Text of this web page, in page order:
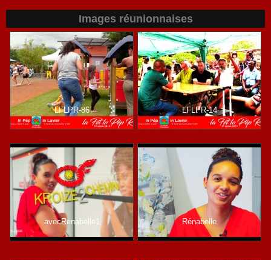
Images réunionnaises
LFLPR-86 LFLPR-14
avecRenabelle1 Rénabelle